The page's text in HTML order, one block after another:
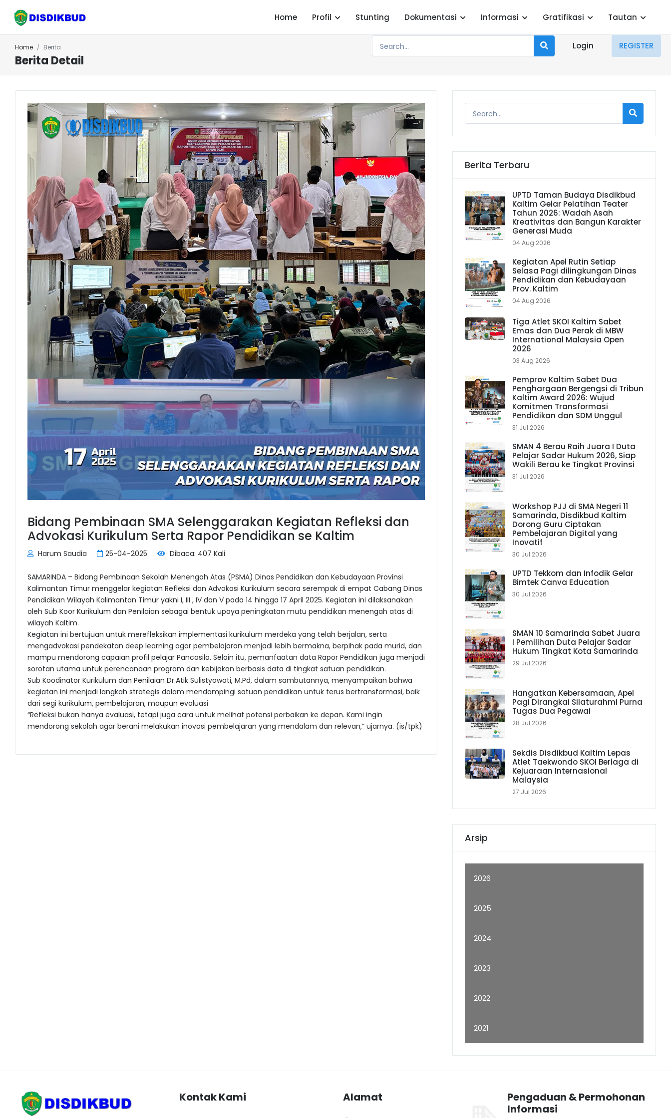
Home Profil Stunting Dokumentasi Informasi Gratifikasi Tautan
Login REGISTER
Home Berita
Berita Detail
Bidang Pembinaan SMA Selenggarakan Kegiatan Refleksi dan
Advokasi Kurikulum Serta Rapor Pendidikan se Kaltim
Harum Saudia 25-04-2025 Dibaca: 407 Kali
SAMARINDA – Bidang Pembinaan Sekolah Menengah Atas (PSMA) Dinas Pendidikan dan Kebudayaan Provinsi
Kalimantan Timur menggelar kegiatan Refleksi dan Advokasi Kurikulum secara serempak di empat Cabang Dinas
Pendidikan Wilayah Kalimantan Timur yakni I, III , IV dan V pada 14 hingga 17 April 2025. Kegiatan ini dilaksanakan
oleh Sub Koor Kurikulum dan Penilaian sebagai bentuk upaya peningkatan mutu pendidikan menengah atas di
wilayah Kaltim.
Kegiatan ini bertujuan untuk merefleksikan implementasi kurikulum merdeka yang telah berjalan, serta
mengadvokasi pendekatan deep learning agar pembelajaran menjadi lebih bermakna, berpihak pada murid, dan
mampu mendorong capaian profil pelajar Pancasila. Selain itu, pemanfaatan data Rapor Pendidikan juga menjadi
sorotan utama untuk perencanaan program dan kebijakan berbasis data di tingkat satuan pendidikan.
Sub Koodinator Kurikulum dan Penilaian Dr.Atik Sulistyowati, M.Pd, dalam sambutannya, menyampaikan bahwa
kegiatan ini menjadi langkah strategis dalam mendampingi satuan pendidikan untuk terus bertransformasi, baik
dari segi kurikulum, pembelajaran, maupun evaluasi
“Refleksi bukan hanya evaluasi, tetapi juga cara untuk melihat potensi perbaikan ke depan. Kami ingin
mendorong sekolah agar berani melakukan inovasi pembelajaran yang mendalam dan relevan,” ujarnya. (is/tpk)
Berita Terbaru
UPTD Taman Budaya Disdikbud
Kaltim Gelar Pelatihan Teater
Tahun 2026: Wadah Asah
Kreativitas dan Bangun Karakter
Generasi Muda
04 Aug 2026
Kegiatan Apel Rutin Setiap
Selasa Pagi dilingkungan Dinas
Pendidikan dan Kebudayaan
Prov. Kaltim
04 Aug 2026
Tiga Atlet SKOI Kaltim Sabet
Emas dan Dua Perak di MBW
International Malaysia Open
2026
03 Aug 2026
Pemprov Kaltim Sabet Dua
Penghargaan Bergengsi di Tribun
Kaltim Award 2026: Wujud
Komitmen Transformasi
Pendidikan dan SDM Unggul
31 Jul 2026
SMAN 4 Berau Raih Juara I Duta
Pelajar Sadar Hukum 2026, Siap
Wakili Berau ke Tingkat Provinsi
31 Jul 2026
Workshop PJJ di SMA Negeri 11
Samarinda, Disdikbud Kaltim
Dorong Guru Ciptakan
Pembelajaran Digital yang
Inovatif
30 Jul 2026
UPTD Tekkom dan Infodik Gelar
Bimtek Canva Education
30 Jul 2026
SMAN 10 Samarinda Sabet Juara
I Pemilihan Duta Pelajar Sadar
Hukum Tingkat Kota Samarinda
29 Jul 2026
Hangatkan Kebersamaan, Apel
Pagi Dirangkai Silaturahmi Purna
Tugas Dua Pegawai
28 Jul 2026
Sekdis Disdikbud Kaltim Lepas
Atlet Taekwondo SKOI Berlaga di
Kejuaraan Internasional
Malaysia
27 Jul 2026
Arsip
2026
2025
2024
2023
2022
2021
Kontak Kami Alamat
Pengaduan & Permohonan
Informasi